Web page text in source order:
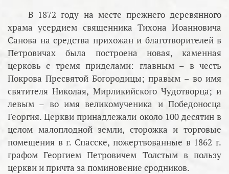
В 1872 году на месте прежнего деревянного
храма усердием священника Тихона Иоанновича
Санова на средства прихожан и благотворителей в
Петровичах была построена новая, каменная
церковь с тремя приделами: главным – в честь
Покрова Пресвятой Богородицы; правым – во имя
святителя Николая, Мирликийского Чудотворца; и
левым – во имя великомученика и Победоносца
Георгия. Церкви принадлежали около 100 десятин в
целом малоплодной земли, сторожка и торговые
помещения в г. Спасске, пожертвованные в 1862 г.
графом Георгием Петровичем Толстым в пользу
церкви и причта за поминовение сродников.